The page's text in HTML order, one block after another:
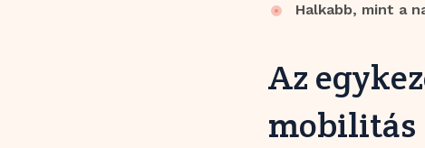
Halkabb, mint a
Az
mobilitás